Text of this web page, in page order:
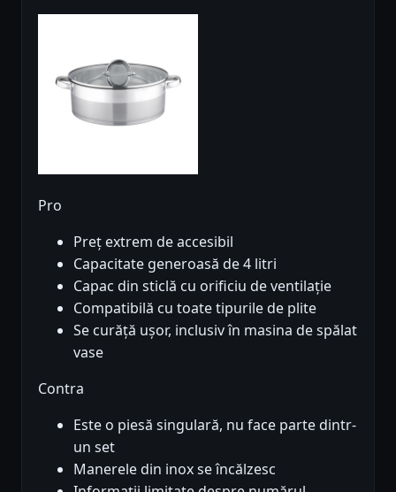
Pro
Preț extrem de accesibil
Capacitate generoasă de 4 litri
Capac din sticlă cu orificiu de ventilație
Compatibilă cu toate tipurile de plite
Se curăță ușor, inclusiv în masina de spălat
vase
Contra
Este o piesă singulară, nu face parte dintr-
un set
Manerele din inox se încălzesc